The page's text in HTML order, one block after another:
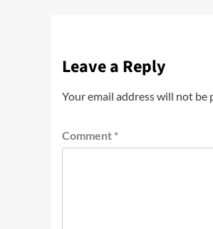
Leave a Reply
Your email address will not be
Comment *